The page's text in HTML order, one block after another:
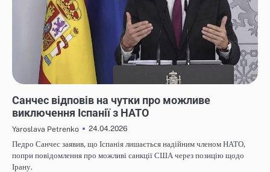
Санчес відповів на чутки про можливе
виключення Іспанії з НАТО
Yaroslava Petrenko
24.04.2026
Педро Санчес заявив, що Іспанія лишається надійним членом НАТО,
попри повідомлення про можливі санкції США через позицію щодо
Ірану.